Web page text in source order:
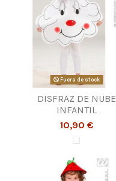
Fuera de stock
DISFRAZ DE NUBE
INFANTIL
10,90 €